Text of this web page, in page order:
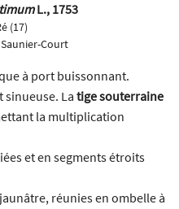
L., 1753
(17)
Court
à port buissonnant.
sinueuse. La tige souterraine
la multiplication
et en segments étroits
réunies en ombelle à